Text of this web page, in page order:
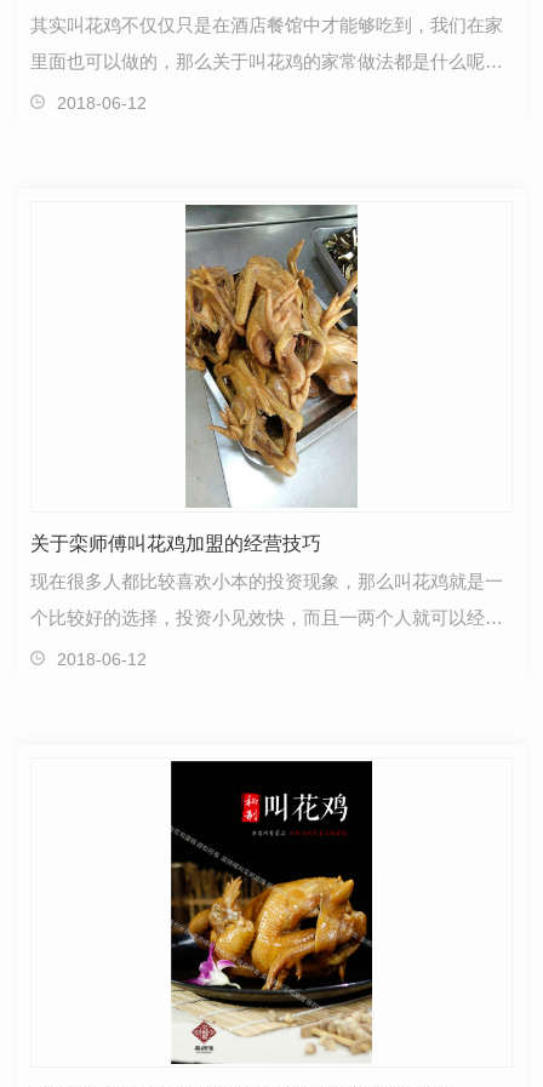
其实叫花鸡不仅仅只是在酒店餐馆中才能够吃到，我们在家
里面也可以做的，那么关于叫花鸡的家常做法都是什么呢，
河南叫花鸡加盟给您进行分析，究竟是因为什么呢？主…
2018-06-12
关于栾师傅叫花鸡加盟的经营技巧
现在很多人都比较喜欢小本的投资现象，那么叫花鸡就是一
个比较好的选择，投资小见效快，而且一两个人就可以经
营，基本上当月投资都可以有受益，也不需要做广告的宣…
2018-06-12